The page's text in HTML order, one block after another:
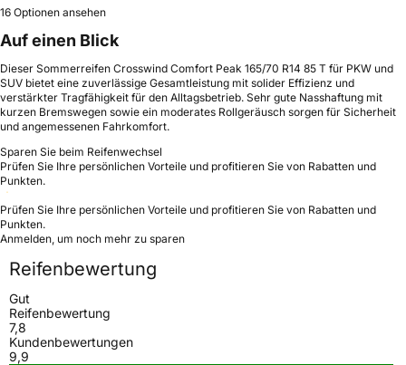
16 Optionen ansehen
Auf einen Blick
Dieser Sommerreifen Crosswind Comfort Peak 165/70 R14 85 T für PKW und
SUV bietet eine zuverlässige Gesamtleistung mit solider Effizienz und
verstärkter Tragfähigkeit für den Alltagsbetrieb. Sehr gute Nasshaftung mit
kurzen Bremswegen sowie ein moderates Rollgeräusch sorgen für Sicherheit
und angemessenen Fahrkomfort.
Sparen Sie beim Reifenwechsel
Prüfen Sie Ihre persönlichen Vorteile und profitieren Sie von Rabatten und
Punkten.
Prüfen Sie Ihre persönlichen Vorteile und profitieren Sie von Rabatten und
Punkten.
Anmelden, um noch mehr zu sparen
Reifenbewertung
Gut
Reifenbewertung
7,8
Kundenbewertungen
9,9